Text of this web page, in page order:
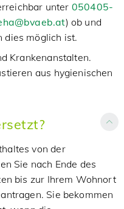
unter 050405-
) ob und
dies möglich ist.
Krankenanstalten.
aus hygienischen
von der
Sie nach Ende des
bis zur Ihrem Wohnort
Sie bekommen